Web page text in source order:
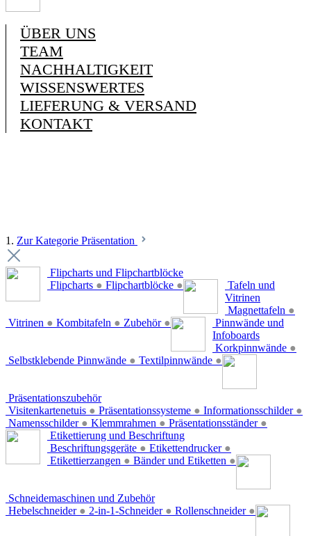
ÜBER UNS
TEAM
NACHHALTIGKEIT
WISSENSWERTES
LIEFERUNG & VERSAND
KONTAKT
1. Zur Kategorie Präsentation
Flipcharts und Flipchartblöcke
Flipcharts ● Flipchartblöcke ●
Tafeln und
Vitrinen
Magnettafeln ●
Vitrinen ● Kombitafeln ● Zubehör ●
Pinnwände und
Infoboards
Korkpinnwände ●
Selbstklebende Pinnwände ● Textilpinnwände ●
Präsentationszubehör
Visitenkartenetuis ● Präsentationssysteme ● Informationsschilder ●
Namensschilder ● Klemmrahmen ● Präsentationsständer ●
Etikettierung und Beschriftung
Beschriftungsgeräte ● Etikettendrucker ●
Etikettierzangen ● Bänder und Etiketten ●
Schneidemaschinen und Zubehör
Hebelschneider ● 2-in-1-Schneider ● Rollenschneider ●